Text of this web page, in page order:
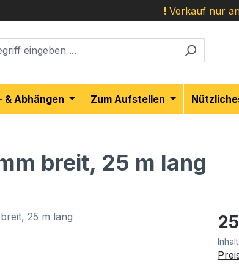
! Verkauf nur
& Abhängen Zum Aufstellen
breit, 25 m lang
Inhalt: